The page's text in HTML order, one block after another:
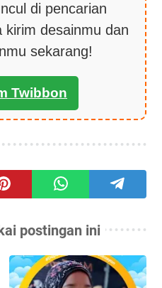
di pencarian
kirim desainmu dan
sekarang!
Twibbon
postingan ini